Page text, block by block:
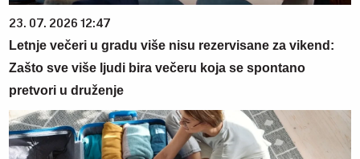
23. 07. 2026 12:47
Letnje večeri u gradu više nisu rezervisane za vikend:
Zašto sve više ljudi bira večeru koja se spontano
pretvori u druženje